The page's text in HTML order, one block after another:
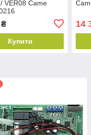
VER08 Came
Купити
14